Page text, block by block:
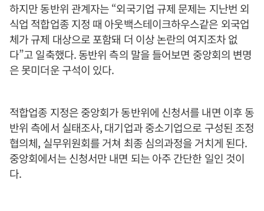
하지만 동반위 관계자는 “외국기업 규제 문제는 지난번 외
식업 적합업종 지정 때 아웃백스테이크하우스같은 외국업
체가 규제 대상으로 포함돼 더 이상 논란의 여지조차 없
다”고 일축했다. 동반위 측의 말을 들어보면 중앙회의 변명
은 못미더운 구석이 있다.
적합업종 지정은 중앙회가 동반위에 신청서를 내면 이후 동
반위 측에서 실태조사, 대기업과 중소기업으로 구성된 조정
협의체, 실무위원회를 거쳐 최종 심의과정을 거치게 된다.
중앙회에서는 신청서만 내면 되는 아주 간단한 일인 것이
다.